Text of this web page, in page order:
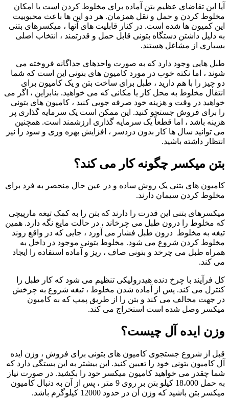
عظیم بتن آماده برای مخلوط کردن است یا امکان
و حمل و نقل همزمان. هر دو این ها باعث محبوبیت
ها شده است. در کنار قابلیت های آنها ، میکسرهای بتنی
دستگاه بتونی قابل حمل و قدرتمند ، انتخاب اصلی
مشاغل هستند.
دارد که به صورت واحدهای جداگانه فروخته می
نکته خوب در مورد کامیون های بتونی این است که شما
هم دارید ، طبل برای ساخت بتن و یک کامیون برای
به محل کار یا مکانی که می خواهید. بنابراین ، اگر می
وقت و هزینه خود صرفه جویی کنید ، کامیون های بتونی
جستجو کنید. این ممکن است یک سرمایه گذاری پر
، اما قطعاً یک سرمایه گذاری ارزشمند است. همچنین
سال ها کار بدون دردسر ، افزایش بهره وری و سود را نیز
باشید.
چگونه کار می کند؟
بتنی یک روش ساده و در عین حال منحصر به فرد برای
سیمان دارند.
این قدرت را دارند که بتن را به کمک تیغه مارپیچی
درون طبل می چرخاند ، در حالت مایع نگه دارد. همین
درون طبل فشار می آورد ، جایی که در واقع روند
شروع می شود. مخلوط بتونی موجود در داخل به
می چرخد و بتونی صاف ، ریز و آماده استفاده را ایجاد
با چرخ دنده هیدرولیکی تنظیم می شود که کار طبل را
کند. پس از آماده شدن مخلوط ، تیغه شروع به چرخش
می کند و بتن را از طریق پمپ که به کامیون
شده است استخراج می کند.
آل چیست؟
جستجوی کامیون های بتونی برای فروش ، وزن ایده
خود را تعیین کنید. این بیشتر به این بستگی دارد که
خواهید کامیون میکسر خود را بکشید. در صورت نیاز
به حمل 18،000 کیلو بتن بر روی 9 متر ، پس از آن به دنبال کامیون
که وزن آن در حدود 12000 کیلوگرم باشد.